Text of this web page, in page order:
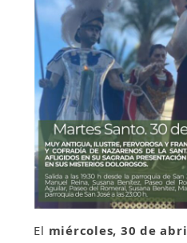
El miércoles, 30 de